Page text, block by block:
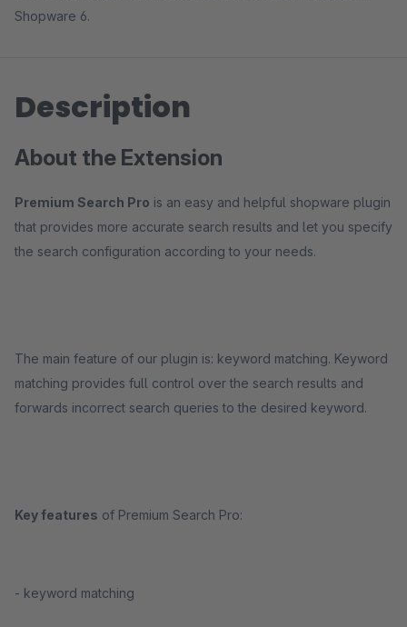
Shopware 6.
Description
About the Extension
Premium Search Pro is an easy and helpful shopware plugin
that provides more accurate search results and let you specify
the search configuration according to your needs.
The main feature of our plugin is: keyword matching. Keyword
matching provides full control over the search results and
forwards incorrect search queries to the desired keyword.
Key features of Premium Search Pro:
- keyword matching